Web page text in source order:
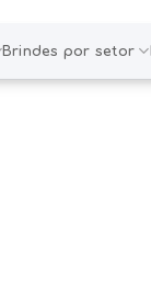
Brindes por setor